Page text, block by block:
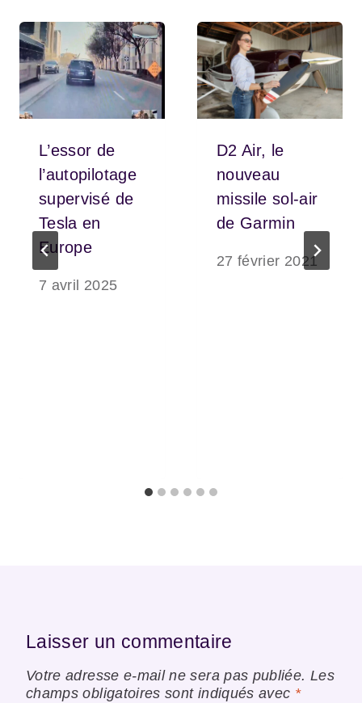
L’essor de
l’autopilotage
supervisé de
Tesla en
Europe
7 avril 2025
D2 Air, le
nouveau
missile sol-air
de Garmin
27 février 2021
Laisser un commentaire
Votre adresse e-mail ne sera pas publiée. Les
champs obligatoires sont indiqués avec *